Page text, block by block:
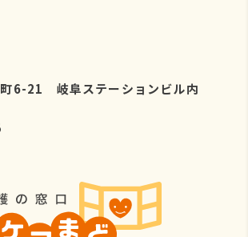
6-21 岐阜ステーションビル内